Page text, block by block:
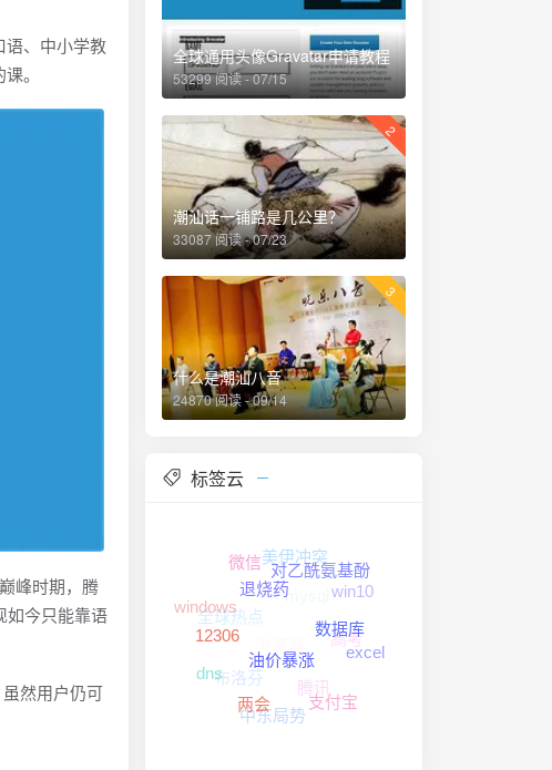
语、中小学教
。
峰时期，腾
如今只能靠语
然用户仍可
全球通用头像Gravatar申请教程
53299 阅读 - 07/15
2
潮汕话一铺路是几公里？
33087 阅读 - 07/23
3
什么是潮汕八音
24870 阅读 - 09/14
标签云
全球热点
windows
微信
美伊冲突
mysql
浏览器
布洛芬
dns
12306
对乙酰氨基酚
win10
高考
腾讯
中东局势
两会
油价暴涨
数据库
excel
支付宝